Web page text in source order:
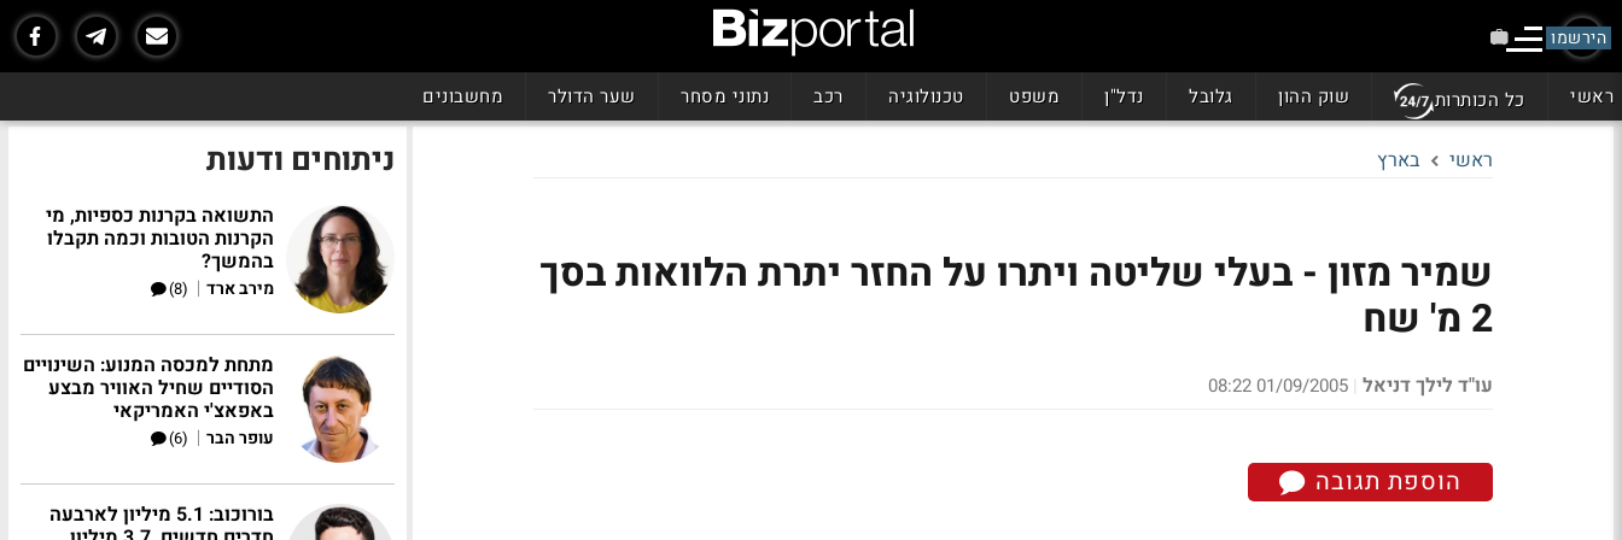
הירשמו
ראשי כל הכותרות שוק ההון גלובל נדל"ן משפט טכנולוגיה רכב נתוני מסחר שער הדולר מחשבונים
ראשי בארץ
שמיר מזון - בעלי שליטה ויתרו על החזר יתרת הלוואות בסך
2 מ' שח
עו"ד לילך דניאל |
01/09/2005 08:22
הוספת תגובה
ניתוחים ודעות
התשואה בקרנות כספיות, מי
הקרנות הטובות וכמה תקבלו
בהמשך?
מירב ארד |
(8)
מתחת למכסה המנוע: השינויים
הסודיים שחיל האוויר מבצע
באפאצ'י האמריקאי
עופר הבר |
(6)
בורוכוב: 5.1 מיליון לארבעה